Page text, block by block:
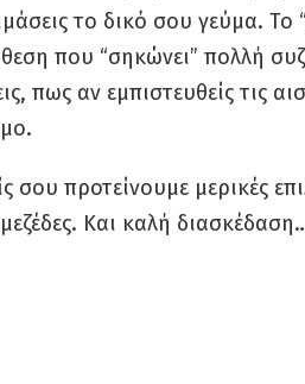
το δικό σου γεύμα.
που “σηκώνει” πολλή
πως αν εμπιστευθείς τις
σου προτείνουμε μερικές
Και καλή